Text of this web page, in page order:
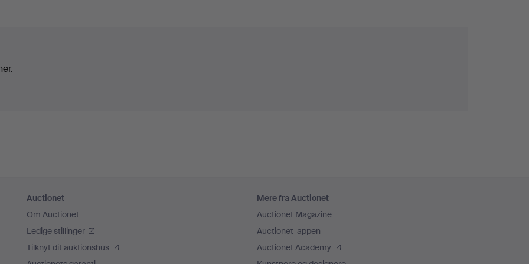
Auctionet
Om Auctionet
Ledige stillinger
Tilknyt dit auktionshus
Mere fra Auctionet
Auctionet Magazine
Auctionet-appen
Auctionet Academy